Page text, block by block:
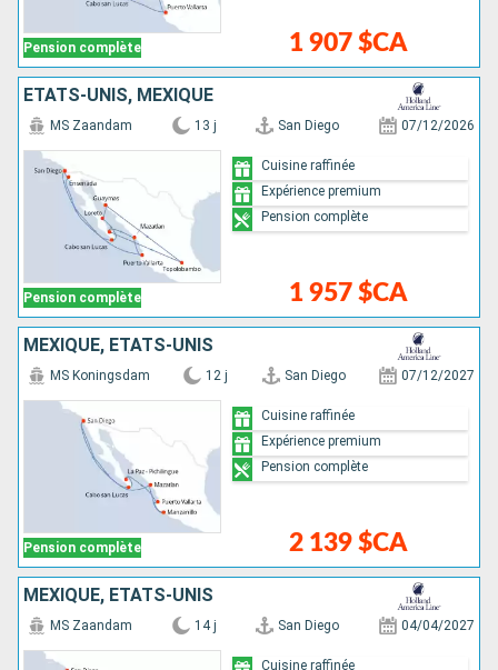
Pension complète 1 907 $CA
ÉTATS-UNIS, MEXIQUE
Pension complète
MS Zaandam 13 j San Diego 07/12/2026
1 957 $CA
Cuisine raffinée
Expérience premium
Pension complète
MEXIQUE, ÉTATS-UNIS
Pension complète
MS Koningsdam 12 j San Diego 07/12/2027
2 139 $CA
Cuisine raffinée
Expérience premium
Pension complète
MEXIQUE, ÉTATS-UNIS
MS Zaandam 14 j San Diego 04/04/2027
Cuisine raffinée